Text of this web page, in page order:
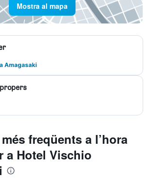
Mostra al mapa
Amagasaki
freqüents a l’hora
a Hotel Vischio